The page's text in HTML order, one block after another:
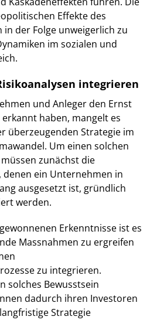
Effekte des
der Folge unweigerlich zu
im sozialen und
integrieren
und Anleger den Ernst
haben, mangelt es
überzeugenden Strategie im
Um einen solchen
zunächst die
denen ein Unternehmen in
ausgesetzt ist, gründlich
werden.
Erkenntnisse ist es
Massnahmen zu ergreifen
zu integrieren.
solches Bewusstsein
dadurch ihren Investoren
Strategie